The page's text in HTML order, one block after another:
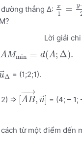
thẳng Δ: x
1 = y
Lời giải
AMmin = d(A; Δ).
⃗
Δ = (1;2;1).
=> [AB
−→
−
, u⃗] = (4; – 1;
từ một điểm đến